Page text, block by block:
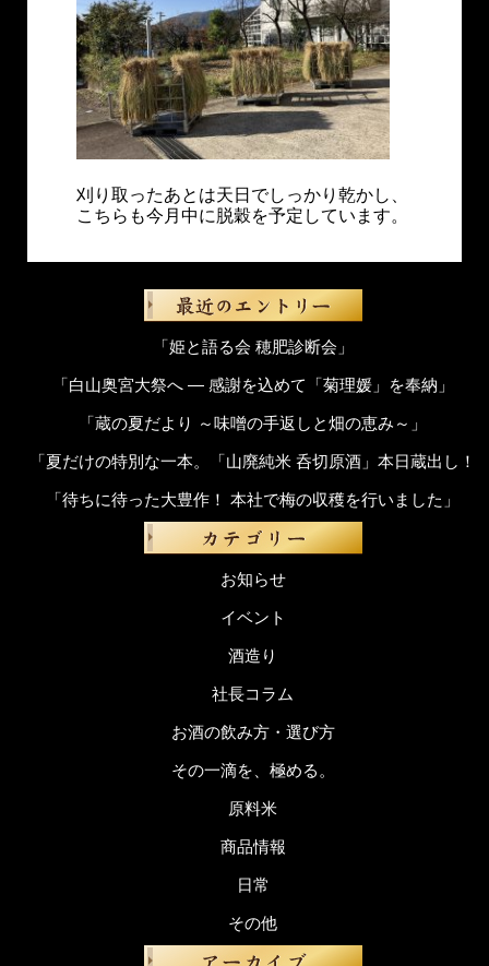
刈り取ったあとは天日でしっかり乾かし、
こちらも今月中に脱穀を予定しています。
「姫と語る会 穂肥診断会」
「白山奥宮大祭へ ― 感謝を込めて「菊理媛」を奉納」
「蔵の夏だより ～味噌の手返しと畑の恵み～」
「夏だけの特別な一本。「山廃純米 呑切原酒」本日蔵出し！
「待ちに待った大豊作！ 本社で梅の収穫を行いました」
お知らせ
イベント
酒造り
社長コラム
お酒の飲み方・選び方
その一滴を、極める。
原料米
商品情報
日常
その他